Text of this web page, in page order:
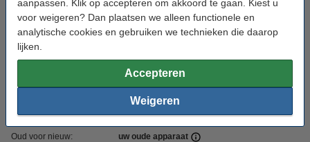
aanpassen. Klik op accepteren om akkoord te gaan. Kiest u
voor weigeren? Dan plaatsen we alleen functionele en
analytische cookies en gebruiken we technieken die daarop
lijken.
Accepteren
Weigeren
Afmetingen: 90 x 50 x 34 mm (lxbxh)
Werktemperatuur:
25.000 uur
Energielabel: n.v.t.
Handleiding: Handleiding
Oud voor nieuw: uw oude apparaat